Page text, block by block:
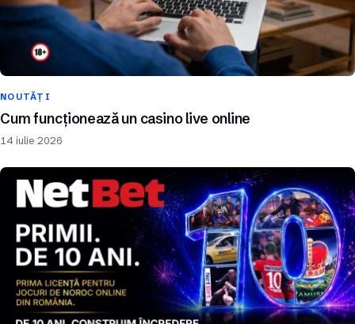
NOUTĂȚI
Cum funcționează un casino live online
14 iulie 2026